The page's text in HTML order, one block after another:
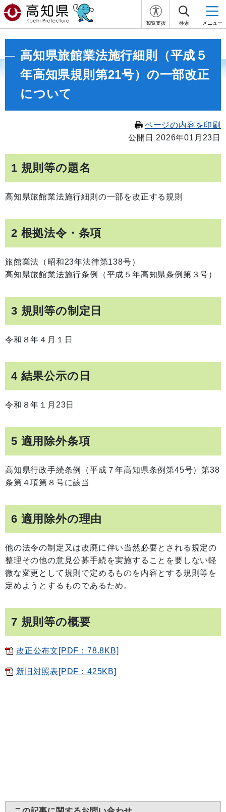
閲覧支援 検索 メニュー
高知県旅館業法施行細則（平成５
年高知県規則第21号）の一部改正
について
ページの内容を印刷
公開日 2026年01月23日
1 規則等の題名
高知県旅館業法施行細則の一部を改正する規則
2 根拠法令・条項
旅館業法（昭和23年法律第138号）
高知県旅館業法施行条例（平成５年高知県条例第３号）
3 規則等の制定日
令和８年４月１日
4 結果公示の日
令和８年１月23日
5 適用除外条項
高知県行政手続条例（平成７年高知県条例第45号）第38
条第４項第８号に該当
6 適用除外の理由
他の法令の制定又は改廃に伴い当然必要とされる規定の
整理その他の意見公募手続を実施することを要しない軽
微な変更として規則で定めるものを内容とする規則等を
定めようとするものであるため。
7 規則等の概要
改正公布文[PDF：78.8KB]
新旧対照表[PDF：425KB]